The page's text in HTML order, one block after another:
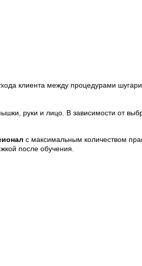
клиента между процедурами
руки и лицо. В зависимости от
с максимальным количеством
после обучения.